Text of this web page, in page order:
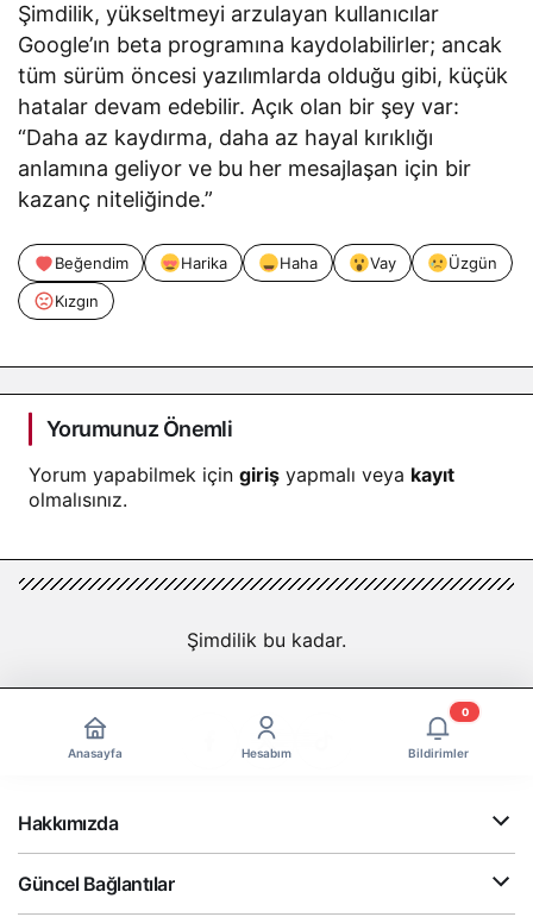
Şimdilik, yükseltmeyi arzulayan kullanıcılar
Google’ın beta programına kaydolabilirler; ancak
tüm sürüm öncesi yazılımlarda olduğu gibi, küçük
hatalar devam edebilir. Açık olan bir şey var:
“Daha az kaydırma, daha az hayal kırıklığı
anlamına geliyor ve bu her mesajlaşan için bir
kazanç niteliğinde.”
Beğendim Harika Haha Vay
Üzgün
Kızgın
Yorumunuz Önemli
Yorum yapabilmek için giriş yapmalı veya kayıt
olmalısınız.
Şimdilik bu kadar.
Anasayfa Hesabım Bildirimler
0
Hakkımızda
Güncel Bağlantılar